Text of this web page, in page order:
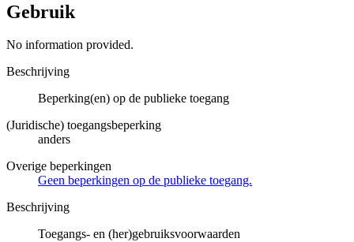
Gebruik
No information provided.
Beschrijving
Beperking(en) op de publieke toegang
(Juridische) toegangsbeperking
anders
Overige beperkingen
Geen beperkingen op de publieke toegang.
Beschrijving
Toegangs- en (her)gebruiksvoorwaarden